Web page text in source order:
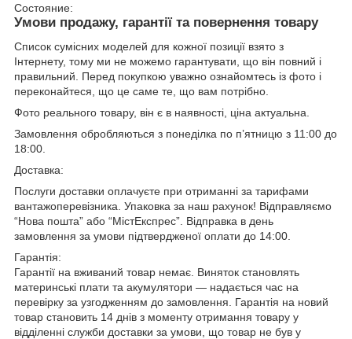
Состояние:
Умови продажу, гарантії та повернення товару
Список сумісних моделей для кожної позиції взято з
Інтернету, тому ми не можемо гарантувати, що він повний і
правильний. Перед покупкою уважно ознайомтесь із фото і
переконайтеся, що це саме те, що вам потрібно.
Фото реального товару, він є в наявності, ціна актуальна.
Замовлення обробляються з понеділка по п’ятницю з 11:00 до
18:00.
Доставка:
Послуги доставки оплачуєте при отриманні за тарифами
вантажоперевізника. Упаковка за наш рахунок! Відправляємо
“Нова пошта” або “МістЕкспрес”. Відправка в день
замовлення за умови підтвердженої оплати до 14:00.
Гарантія:
Гарантії на вживаний товар немає. Виняток становлять
материнські плати та акумулятори — надається час на
перевірку за узгодженням до замовлення. Гарантія на новий
товар становить 14 днів з моменту отримання товару у
відділенні служби доставки за умови, що товар не був у